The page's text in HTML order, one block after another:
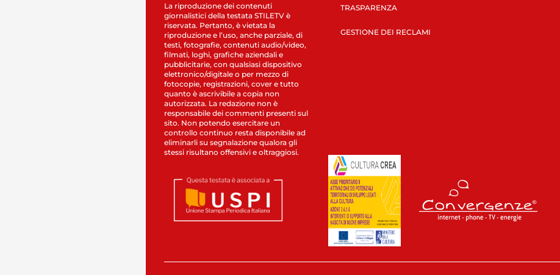
La riproduzione dei contenuti
giornalistici della testata STILETV è
riservata. Pertanto, è vietata la
riproduzione e l’uso, anche parziale, di
testi, fotografie, contenuti audio/video,
filmati, loghi, grafiche aziendali e
pubblicitarie, con qualsiasi dispositivo
elettronico/digitale o per mezzo di
fotocopie, registrazioni, cover e tutto
quanto è ascrivibile a copia non
autorizzata. La redazione non è
responsabile dei commenti presenti sul
sito. Non potendo esercitare un
controllo continuo resta disponibile ad
eliminarli su segnalazione qualora gli
stessi risultano offensivi e oltraggiosi.
TRASPARENZA
GESTIONE DEI RECLAMI